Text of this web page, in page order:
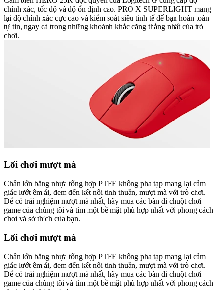
chính xác, tốc độ và độ ổn định cao. PRO X SUPERLIGHT mang
lại độ chính xác cực cao và kiểm soát siêu tinh tế để bạn hoàn toàn
tự tin, ngay cả trong những khoảnh khắc căng thẳng nhất của trò
chơi.
Lối chơi mượt mà
Chân lớn bằng nhựa tổng hợp PTFE không pha tạp mang lại cảm
giác lướt êm ái, đem đến kết nối tinh thuần, mượt mà với trò chơi.
Để có trải nghiệm mượt mà nhất, hãy mua các bàn di chuột chơi
game của chúng tôi và tìm một bề mặt phù hợp nhất với phong cách
chơi và sở thích của bạn.
Lối chơi mượt mà
Chân lớn bằng nhựa tổng hợp PTFE không pha tạp mang lại cảm
giác lướt êm ái, đem đến kết nối tinh thuần, mượt mà với trò chơi.
Để có trải nghiệm mượt mà nhất, hãy mua các bàn di chuột chơi
game của chúng tôi và tìm một bề mặt phù hợp nhất với phong cách